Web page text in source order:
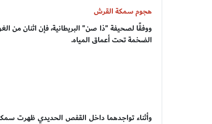
هجوم سمكة القرش
ووفقًا لصحيفة "ذا صن" البريطانية، فإن اثنان من
الضخمة تحت أعماق المياه.